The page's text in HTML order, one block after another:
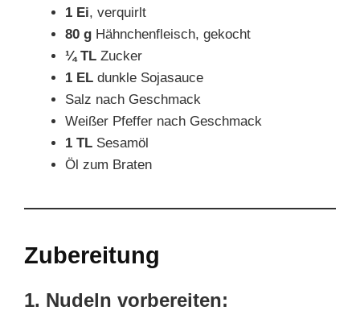
1 Ei, verquirlt
80 g Hähnchenfleisch, gekocht
¼ TL Zucker
1 EL dunkle Sojasauce
Salz nach Geschmack
Weißer Pfeffer nach Geschmack
1 TL Sesamöl
Öl zum Braten
Zubereitung
1. Nudeln vorbereiten: